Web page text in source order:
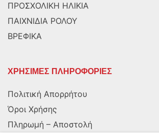
ΠΡΟΣΧΟΛΙΚΗ ΗΛΙΚΙΑ
ΠΑΙΧΝΙΔΙΑ ΡΟΛΟΥ
ΒΡΕΦΙΚΑ
ΧΡΗΣΙΜΕΣ ΠΛΗΡΟΦΟΡΙΕΣ
Πολιτική Απορρήτου
Όροι Χρήσης
Πληρωμή – Αποστολή